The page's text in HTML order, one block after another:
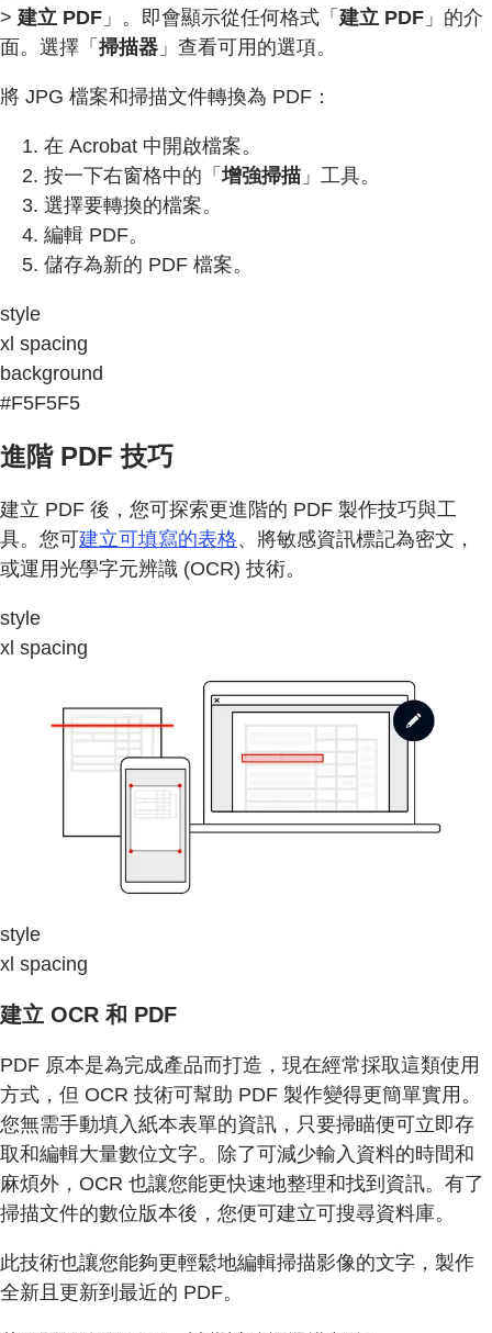
> 建立 PDF 」。即會顯示從任何格式「 建立 PDF 」的介
面。選擇「 掃描器 」查看可用的選項。
將 JPG 檔案和掃描文件轉換為 PDF：
在 Acrobat 中開啟檔案。
按一下右窗格中的「增強掃描 」工具。
選擇要轉換的檔案。
編輯 PDF。
儲存為新的 PDF 檔案。
style
xl spacing
background
#F5F5F5
進階 PDF 技巧
建立 PDF 後，您可探索更進階的 PDF 製作技巧與工
具。您可建立可填寫的表格、將敏感資訊標記為密文，
或運用光學字元辨識 (OCR) 技術。
style
xl spacing
style
xl spacing
建立 OCR 和 PDF
PDF 原本是為完成產品而打造，現在經常採取這類使用
方式，但 OCR 技術可幫助 PDF 製作變得更簡單實用。
您無需手動填入紙本表單的資訊，只要掃瞄便可立即存
取和編輯大量數位文字。除了可減少輸入資料的時間和
麻煩外，OCR 也讓您能更快速地整理和找到資訊。有了
掃描文件的數位版本後，您便可建立可搜尋資料庫。
此技術也讓您能夠更輕鬆地編輯掃描影像的文字，製作
全新且更新到最近的 PDF。